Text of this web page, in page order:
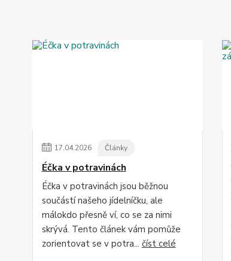
17.04.2026 Články
Éčka v potravinách
Éčka v potravinách jsou běžnou
součástí našeho jídelníčku, ale
málokdo přesně ví, co se za nimi
skrývá. Tento článek vám pomůže
zorientovat se v potra... číst celé